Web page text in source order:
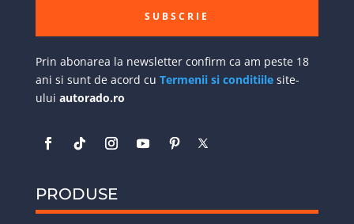
SUBSCRIE
Prin abonarea la newsletter confirm ca am peste 18
ani si sunt de acord cu Termenii si conditiilesite-
ului autorado.ro
PRODUSE